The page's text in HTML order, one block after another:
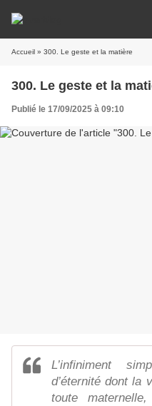
Accueil » 300. Le geste et la matière
300. Le geste et la
Publié le 17/09/2025 à 09:10
L’infiniment
d’éternité dont la
toute